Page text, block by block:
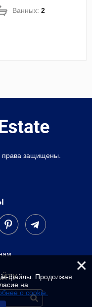
Ванных:2
права защищены.
×
файлы. Продолжая
на
о cookie.